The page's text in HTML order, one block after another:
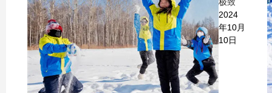
2024
年10月
10日